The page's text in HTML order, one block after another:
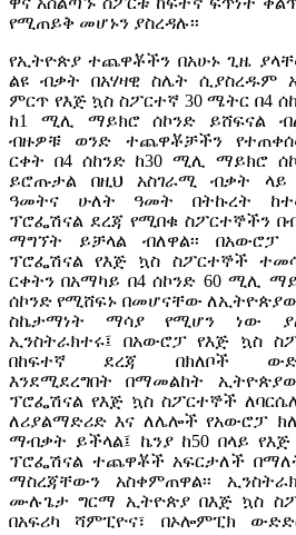
የሚጠይቅ መሆኑን ያስረዳሉ፡፡
የኢትዮጵያ ተጨዋቾችን በአሁኑ ጊዜ
ልዩ ብቃት በአሃዛዊ ስሌት ሲያስረዱም
ምርጥ የእጅ ኳስ ስፖርተኛ 30 ሜትር በ4
ከ1 ሚሊ ማይክሮ ሰኮንድ ይሸፍናል
ብዙዎቹ ወንድ ተጨዋቾቻችን
ርቀት በ4 ሰከንድ ከ30 ሚሊ ማይክሮ
ይሮጡታል በዚህ አስገራሚ ብቃት ላይ
ዓመትና ሁለት ዓመት በትኩረት
ፕሮፌሽናል ደረጃ የሚበቁ ስፖርተኞችን
ማግኘት ይቻላል ብለዋል፡፡ በአውሮፓ
ፕሮፌሽናል የእጅ ኳስ ስፖርተኞች
ርቀትን በአማካይ በ4 ሰኮንድ 60 ሚሊ
ሰኮንድ የሚሸፍኑ በመሆናቸው
ስኬታማነት ማሳያ የሚሆን ነው
ኢንስትራክተሩ፤ በአውሮፓ የእጅ ኳስ
በከፍተኛ ደረጃ በክለቦች
እንደሚደረግበት በማመልከት
ፕሮፌሽናል የእጅ ኳስ ስፖርተኞች
ለሪያልማድሪድ እና ለሌሎች የአውሮፓ
ማብቃት ይችላል፤ ኬንያ ከ50 በላይ የእጅ
ፕሮፌሽናል ተጨዋቾች አፍርታለች
ማስረጃቸውን አስቀምጠዋል፡፡
ሙሉጌታ ግርማ ኢትዮጵያ በእጅ ኳስ
በአፍሪካ ሻምፒዮና፣ በኦሎምፒክ